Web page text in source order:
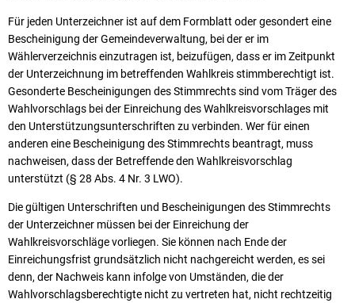
Für jeden Unterzeichner ist auf dem Formblatt oder gesondert eine
Bescheinigung der Gemeindeverwaltung, bei der er im
Wählerverzeichnis einzutragen ist, beizufügen, dass er im Zeitpunkt
der Unterzeichnung im betreffenden Wahlkreis stimmberechtigt ist.
Gesonderte Bescheinigungen des Stimmrechts sind vom Träger des
Wahlvorschlags bei der Einreichung des Wahlkreisvorschlages mit
den Unterstützungsunterschriften zu verbinden. Wer für einen
anderen eine Bescheinigung des Stimmrechts beantragt, muss
nachweisen, dass der Betreffende den Wahlkreisvorschlag
unterstützt (§ 28 Abs. 4 Nr. 3 LWO).
Die gültigen Unterschriften und Bescheinigungen des Stimmrechts
der Unterzeichner müssen bei der Einreichung der
Wahlkreisvorschläge vorliegen. Sie können nach Ende der
Einreichungsfrist grundsätzlich nicht nachgereicht werden, es sei
denn, der Nachweis kann infolge von Umständen, die der
Wahlvorschlagsberechtigte nicht zu vertreten hat, nicht rechtzeitig